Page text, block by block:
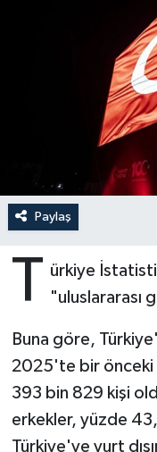
Paylaş
T ürkiye
"uluslararası
Buna göre,
2025'te bir önceki
393 bin 829 kişi
erkekler, yüzde
Türkiye'ye yurt
Ardahan
Artvin
Aydın
Balıkesir
Bartın
Batman
Bayburt
Bilecik
Bingöl
Bitlis
Mukabele
Ramazan
Sahabeler
DİYANET
DİYANET
DİYANET
DEPREM
Dünya
Kültür-Sanat
Aile
Sağlık